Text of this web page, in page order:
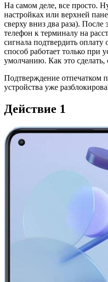
На самом деле, все просто.
настройках или верхней
сверху вниз два раза). После
телефон к терминалу на
сигнала подтвердить оплату
способ работает только
умолчанию. Как это
Подтверждение отпечатком
устройства уже
Действие 1